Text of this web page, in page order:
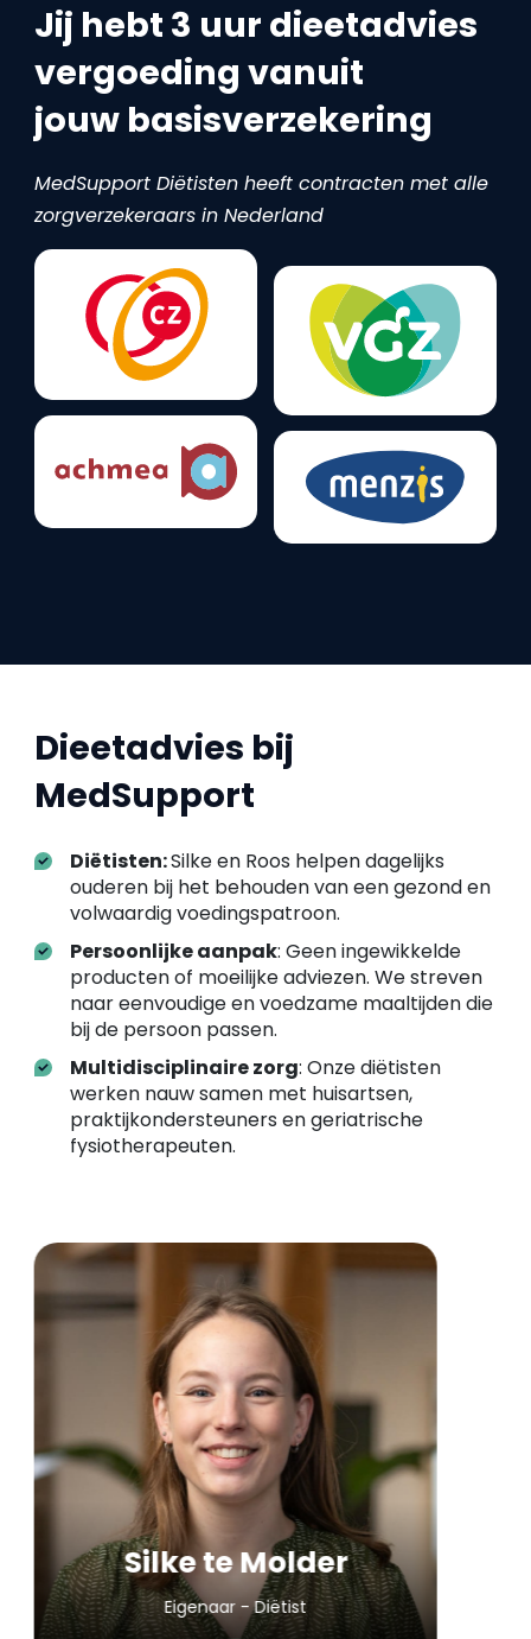
Jij hebt 3 uur dieetadvies
vergoeding vanuit
jouw basisverzekering
MedSupport Diëtisten heeft contracten met alle
zorgverzekeraars in Nederland
Dieetadvies bij
MedSupport
Diëtisten:Silke en Roos helpen dagelijks
ouderen bij het behouden van een gezond en
volwaardig voedingspatroon.
Persoonlijke aanpak: Geen ingewikkelde
producten of moeilijke adviezen. We streven
naar eenvoudige en voedzame maaltijden die
bij de persoon passen.
Multidisciplinaire zorg: Onze diëtisten
werken nauw samen met huisartsen,
praktijkondersteuners en geriatrische
fysiotherapeuten.
Silke te Molder
Eigenaar - Diëtist